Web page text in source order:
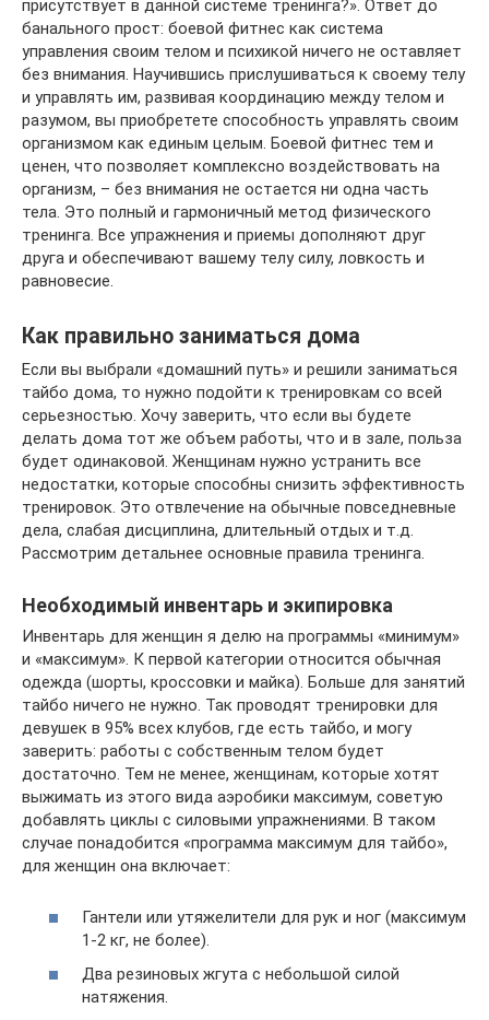
присутствует в данной системе тренинга?». Ответ до
банального прост: боевой фитнес как система
управления своим телом и психикой ничего не оставляет
без внимания. Научившись прислушиваться к своему телу
и управлять им, развивая координацию между телом и
разумом, вы приобретете способность управлять своим
организмом как единым целым. Боевой фитнес тем и
ценен, что позволяет комплексно воздействовать на
организм, – без внимания не остается ни одна часть
тела. Это полный и гармоничный метод физического
тренинга. Все упражнения и приемы дополняют друг
друга и обеспечивают вашему телу силу, ловкость и
равновесие.
Как правильно заниматься дома
Если вы выбрали «домашний путь» и решили заниматься
тайбо дома, то нужно подойти к тренировкам со всей
серьезностью. Хочу заверить, что если вы будете
делать дома тот же объем работы, что и в зале, польза
будет одинаковой. Женщинам нужно устранить все
недостатки, которые способны снизить эффективность
тренировок. Это отвлечение на обычные повседневные
дела, слабая дисциплина, длительный отдых и т.д.
Рассмотрим детальнее основные правила тренинга.
Необходимый инвентарь и экипировка
Инвентарь для женщин я делю на программы «минимум»
и «максимум». К первой категории относится обычная
одежда (шорты, кроссовки и майка). Больше для занятий
тайбо ничего не нужно. Так проводят тренировки для
девушек в 95% всех клубов, где есть тайбо, и могу
заверить: работы с собственным телом будет
достаточно. Тем не менее, женщинам, которые хотят
выжимать из этого вида аэробики максимум, советую
добавлять циклы с силовыми упражнениями. В таком
случае понадобится «программа максимум для тайбо»,
для женщин она включает:
Гантели или утяжелители для рук и ног (максимум
1-2 кг, не более).
Два резиновых жгута с небольшой силой
натяжения.